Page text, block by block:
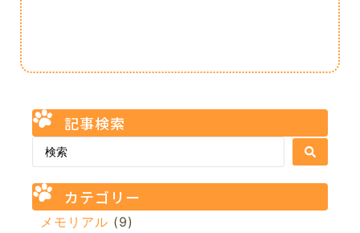
記事検索
カテゴリー
メモリアル (9)